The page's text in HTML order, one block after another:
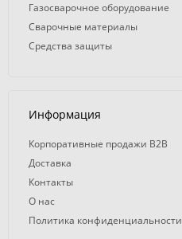
Газосварочное оборудование
Сварочные материалы
Средства защиты
Информация
Корпоративные продажи B2B
Доставка
Контакты
О нас
Политика конфиденциальности